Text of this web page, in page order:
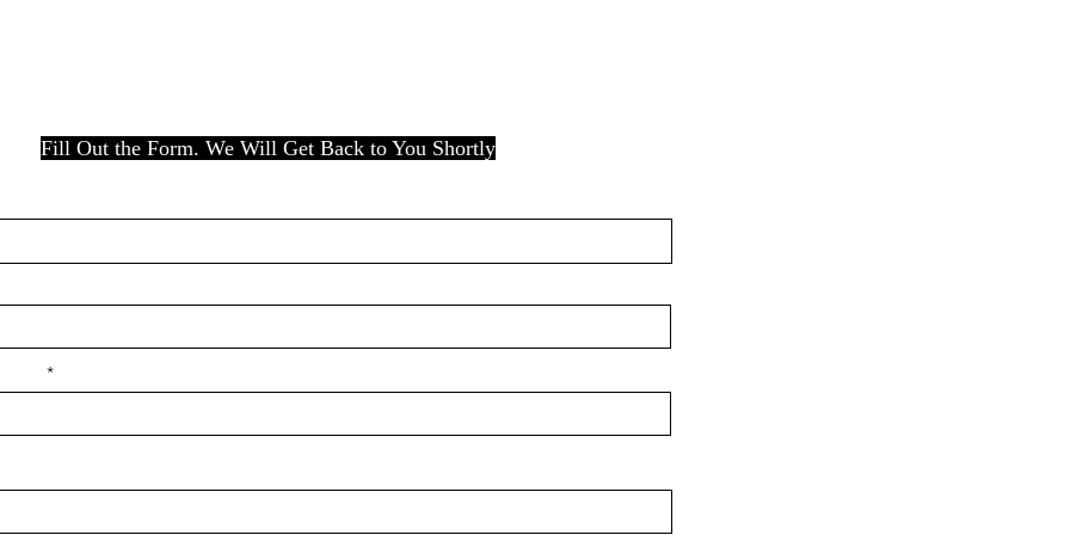
Fill Out the Form. We Will Get Back to You Shortly